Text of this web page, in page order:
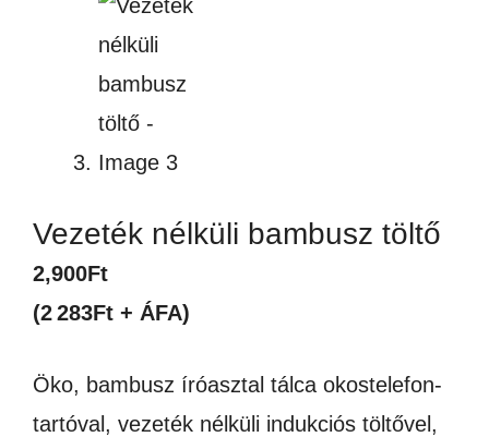
Vezeték nélküli bambusz töltő
2,900Ft
(2 283Ft + ÁFA)
Öko, bambusz íróasztal tálca okostelefon-
tartóval, vezeték nélküli indukciós töltővel,